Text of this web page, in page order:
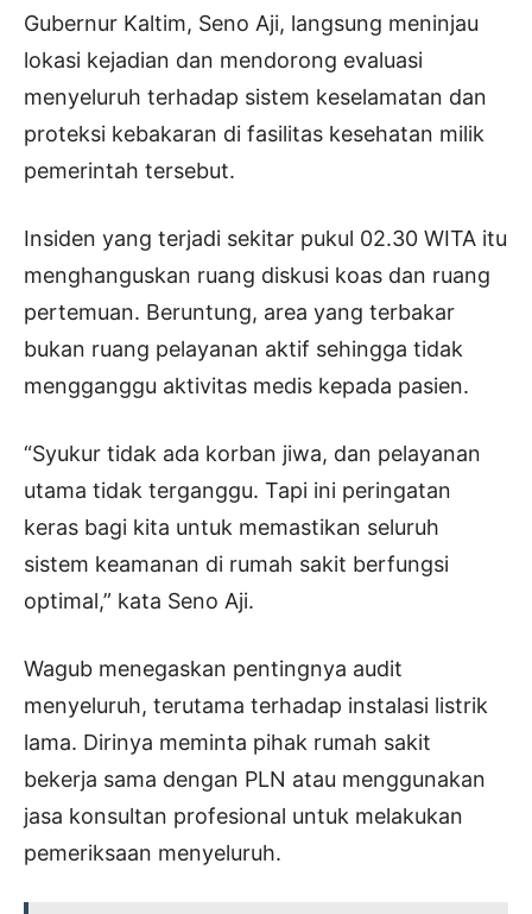
Gubernur Kaltim, Seno Aji, langsung meninjau
lokasi kejadian dan mendorong evaluasi
menyeluruh terhadap sistem keselamatan dan
proteksi kebakaran di fasilitas kesehatan milik
pemerintah tersebut.
Insiden yang terjadi sekitar pukul 02.30 WITA itu
menghanguskan ruang diskusi koas dan ruang
pertemuan. Beruntung, area yang terbakar
bukan ruang pelayanan aktif sehingga tidak
mengganggu aktivitas medis kepada pasien.
“Syukur tidak ada korban jiwa, dan pelayanan
utama tidak terganggu. Tapi ini peringatan
keras bagi kita untuk memastikan seluruh
sistem keamanan di rumah sakit berfungsi
optimal,” kata Seno Aji.
Wagub menegaskan pentingnya audit
menyeluruh, terutama terhadap instalasi listrik
lama. Dirinya meminta pihak rumah sakit
bekerja sama dengan PLN atau menggunakan
jasa konsultan profesional untuk melakukan
pemeriksaan menyeluruh.